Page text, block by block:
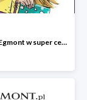
Prezenty w Egmont w super cenach